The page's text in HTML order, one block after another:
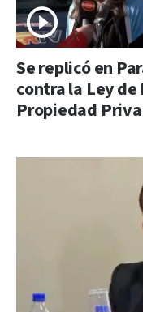
Se replicó en
contra la Ley
Propiedad